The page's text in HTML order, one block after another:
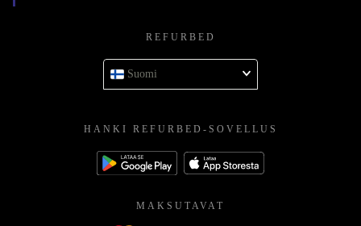
REFURBED
Suomi
HANKI REFURBED-SOVELLUS
MAKSUTAVAT